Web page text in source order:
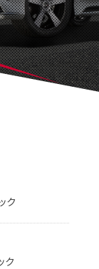
フォトギャラリー
カタログ請求
個人情報保護方針
ク
ク